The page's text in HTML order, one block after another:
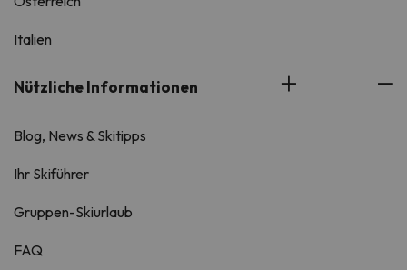
Italien
Nützliche Informationen
Blog, News & Skitipps
Ihr Skiführer
Gruppen-Skiurlaub
FAQ